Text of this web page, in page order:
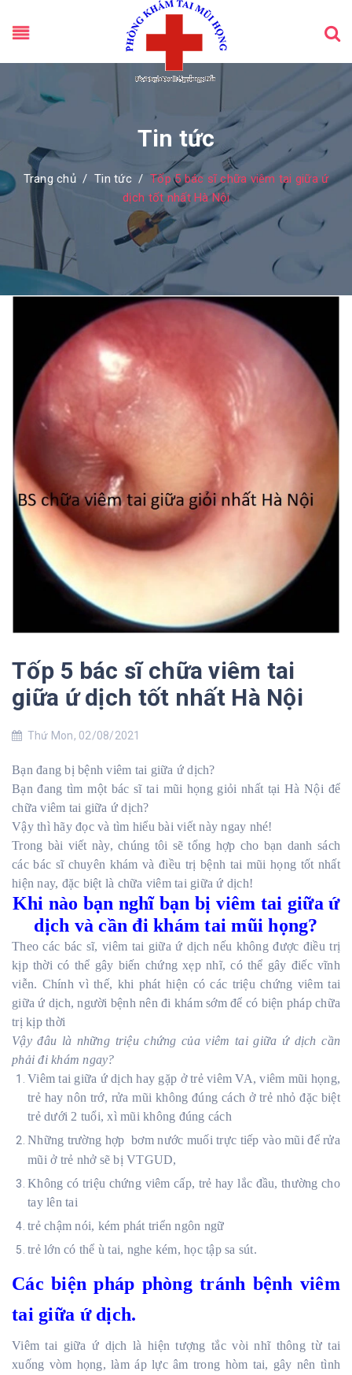
Tin tức
Trang chủ / Tin tức / Tốp 5 bác sĩ chữa viêm tai giữa ứ
dịch tốt nhất Hà Nội
Tốp 5 bác sĩ chữa viêm tai
giữa ứ dịch tốt nhất Hà Nội
Thứ Mon, 02/08/2021
Bạn đang bị bệnh viêm tai giữa ứ dịch?
Bạn đang tìm một bác sĩ tai mũi họng giỏi nhất tại Hà Nội để
chữa viêm tai giữa ứ dịch?
Vậy thì hãy đọc và tìm hiểu bài viết này ngay nhé!
Trong bài viết này, chúng tôi sẽ tổng hợp cho bạn danh sách
các bác sĩ chuyên khám và điều trị bệnh tai mũi họng tốt nhất
hiện nay, đặc biệt là chữa viêm tai giữa ứ dịch!
Khi nào bạn nghĩ bạn bị viêm tai giữa ứ
dịch và cần đi khám tai mũi họng?
Theo các bác sĩ, viêm tai giữa ứ dịch nếu không được điều trị
kịp thời có thể gây biến chứng xẹp nhĩ, có thể gây điếc vĩnh
viễn. Chính vì thế, khi phát hiện có các triệu chứng viêm tai
giữa ứ dịch, người bệnh nên đi khám sớm để có biện pháp chữa
trị kịp thời
Vậy đâu là những triệu chứng của viêm tai giữa ứ dịch cần
phải đi khám ngay?
Viêm tai giữa ứ dịch hay gặp ở trẻ viêm VA, viêm mũi họng,
trẻ hay nôn trớ, rửa mũi không đúng cách ở trẻ nhỏ đặc biệt
trẻ dưới 2 tuổi, xì mũi không đúng cách
Những trường hợp bơm nước muối trực tiếp vào mũi để rửa
mũi ở trẻ nhở sẽ bị VTGUD,
Không có triệu chứng viêm cấp, trẻ hay lắc đầu, thường cho
tay lên tai
trẻ chậm nói, kém phát triển ngôn ngữ
trẻ lớn có thể ù tai, nghe kém, học tập sa sút.
Các biện pháp phòng tránh bệnh viêm
tai giữa ứ dịch.
Viêm tai giữa ứ dịch là hiện tượng tắc vòi nhĩ thông từ tai
xuống vòm họng, làm áp lực âm trong hòm tai, gây nên tình